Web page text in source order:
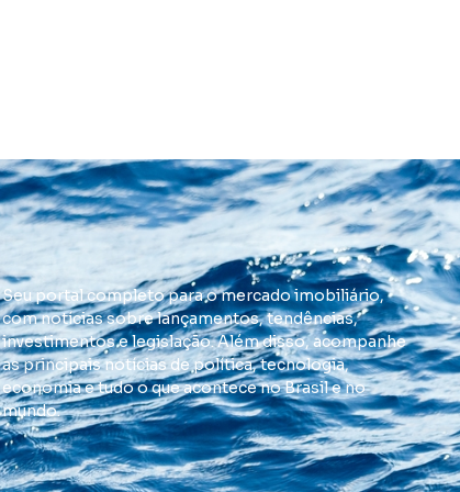
Seu portal completo para o mercado imobiliário,
com notícias sobre lançamentos, tendências,
investimentos e legislação. Além disso, acompanhe
as principais notícias de política, tecnologia,
economia e tudo o que acontece no Brasil e no
mundo.